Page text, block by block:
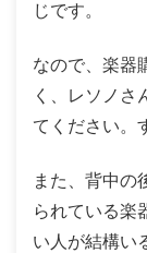
じです。
なので、楽器
く、レソノさ
てください。
また、背中の
られている楽
い人が結構い